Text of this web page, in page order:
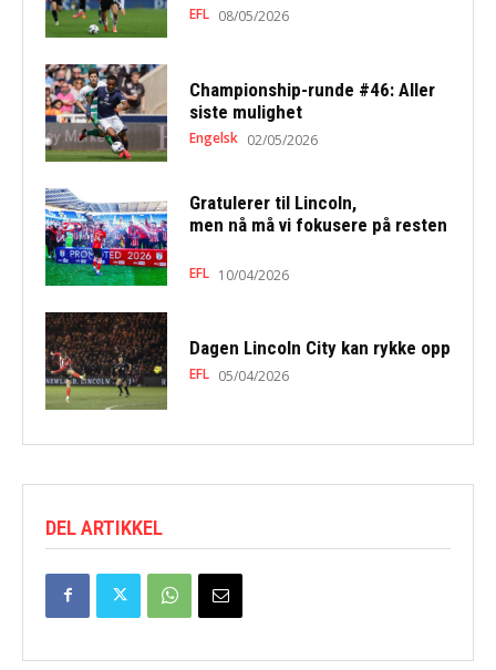
EFL 08/05/2026
Championship-runde #46: Aller
siste mulighet
Engelsk 02/05/2026
Gratulerer til Lincoln,
men nå må vi fokusere på resten
EFL 10/04/2026
Dagen Lincoln City kan rykke opp
EFL 05/04/2026
DEL ARTIKKEL